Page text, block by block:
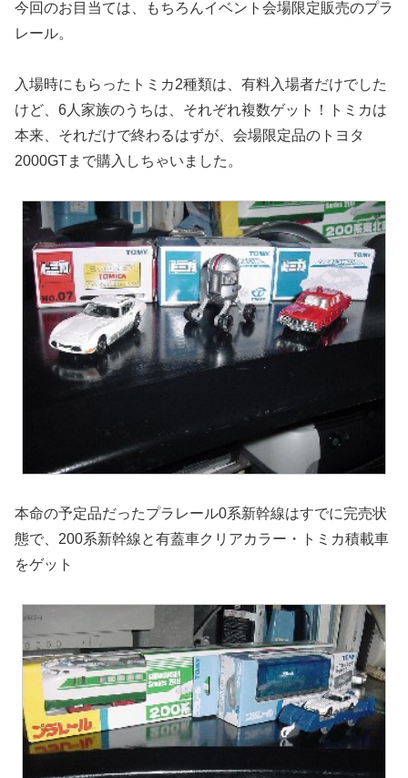
今回のお目当ては、もちろんイベント会場限定販売のプラ
レール。
入場時にもらったトミカ2種類は、有料入場者だけでした
けど、6人家族のうちは、それぞれ複数ゲット！トミカは
本来、それだけで終わるはずが、会場限定品のトヨタ
2000GTまで購入しちゃいました。
本命の予定品だったプラレール0系新幹線はすでに完売状
態で、200系新幹線と有蓋車クリアカラー・トミカ積載車
をゲット